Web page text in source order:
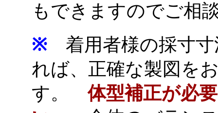
もできますのでご相
※ 着用者様の採寸
れば、正確な製図を
す。体型補正が必